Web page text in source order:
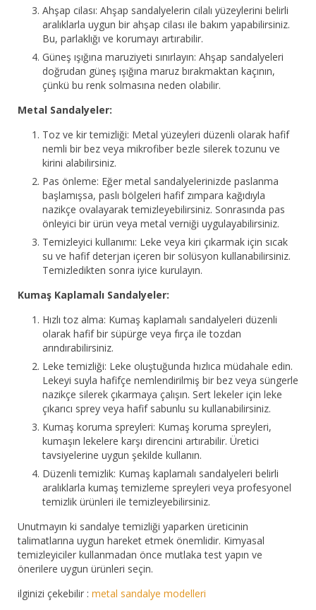
Ahşap cilası: Ahşap sandalyelerin cilalı yüzeylerini belirli
aralıklarla uygun bir ahşap cilası ile bakım yapabilirsiniz.
Bu, parlaklığı ve korumayı artırabilir.
Güneş ışığına maruziyeti sınırlayın: Ahşap sandalyeleri
doğrudan güneş ışığına maruz bırakmaktan kaçının,
çünkü bu renk solmasına neden olabilir.
Metal Sandalyeler:
Toz ve kir temizliği: Metal yüzeyleri düzenli olarak hafif
nemli bir bez veya mikrofiber bezle silerek tozunu ve
kirini alabilirsiniz.
Pas önleme: Eğer metal sandalyelerinizde paslanma
başlamışsa, paslı bölgeleri hafif zımpara kağıdıyla
nazikçe ovalayarak temizleyebilirsiniz. Sonrasında pas
önleyici bir ürün veya metal verniği uygulayabilirsiniz.
Temizleyici kullanımı: Leke veya kiri çıkarmak için sıcak
su ve hafif deterjan içeren bir solüsyon kullanabilirsiniz.
Temizledikten sonra iyice kurulayın.
Kumaş Kaplamalı Sandalyeler:
Hızlı toz alma: Kumaş kaplamalı sandalyeleri düzenli
olarak hafif bir süpürge veya fırça ile tozdan
arındırabilirsiniz.
Leke temizliği: Leke oluştuğunda hızlıca müdahale edin.
Lekeyi suyla hafifçe nemlendirilmiş bir bez veya süngerle
nazikçe silerek çıkarmaya çalışın. Sert lekeler için leke
çıkarıcı sprey veya hafif sabunlu su kullanabilirsiniz.
Kumaş koruma spreyleri: Kumaş koruma spreyleri,
kumaşın lekelere karşı direncini artırabilir. Üretici
tavsiyelerine uygun şekilde kullanın.
Düzenli temizlik: Kumaş kaplamalı sandalyeleri belirli
aralıklarla kumaş temizleme spreyleri veya profesyonel
temizlik ürünleri ile temizleyebilirsiniz.
Unutmayın ki sandalye temizliği yaparken üreticinin
talimatlarına uygun hareket etmek önemlidir. Kimyasal
temizleyiciler kullanmadan önce mutlaka test yapın ve
önerilere uygun ürünleri seçin.
ilginizi çekebilir : metal sandalye modelleri